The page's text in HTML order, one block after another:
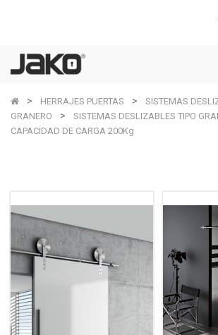
HERRAJES PUERTAS
SISTEMAS
GRANERO
SISTEMAS DESLIZABLES TIPO
CAPACIDAD DE CARGA 200Kg